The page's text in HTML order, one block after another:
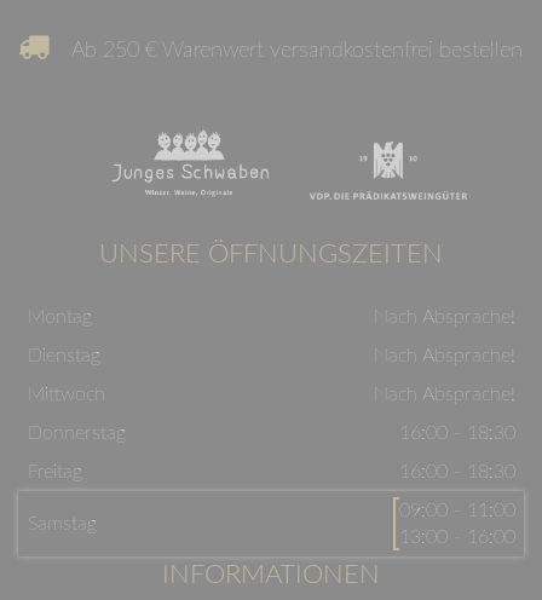
Ab 250 € Warenwert versandkostenfrei bestellen
UNSERE ÖFFNUNGSZEITEN
Montag
Nach Absprache!
Dienstag
Nach Absprache!
Mittwoch
Nach Absprache!
Donnerstag
16:00 - 18:30
Freitag
16:00 - 18:30
Samstag
09:00 - 11:00
13:00 - 16:00
INFORMATIONEN